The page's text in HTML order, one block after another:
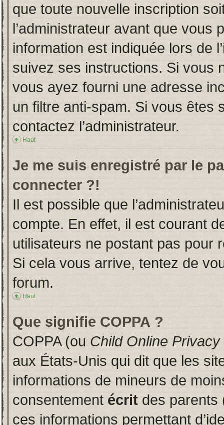
que toute nouvelle inscription
l’administrateur avant que vous
information est indiquée lors de
suivez ses instructions. Si vous
vous ayez fourni une adresse
un filtre anti-spam. Si vous êtes
contactez l’administrateur.
Haut
Je me suis enregistré par le
connecter ?!
Il est possible que
compte. En effet, il est courant
utilisateurs ne postant pas pour
Si cela vous arrive, tentez de
forum.
Haut
Que signifie COPPA ?
COPPA (ou Child Online
aux États-Unis qui dit que les
informations de mineurs de
consentement écrit des parents
ces informations permettant